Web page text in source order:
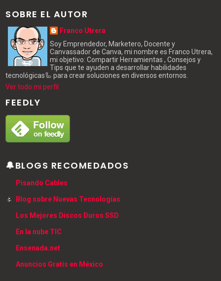
SOBRE EL AUTOR
Franco Utrera
Soy Emprendedor, Marketero, Docente y
Canvassador de Canva, mi nombre es Franco Utrera,
mi objetivo: Compartir Herramientas , Consejos y
Tips que te ayuden a desarrollar habilidades
tecnológicas🦾 para crear soluciones en diversos entornos.
Ver todo mi perfil
FEEDLY
🔔BLOGS RECOMEDADOS
Pisando Cables
Blog sobre Nuevas Tecnologías
Los Mejores Discos Duros SSD
En la nube TIC
Ensenada.net
Anuncios Gratis en México